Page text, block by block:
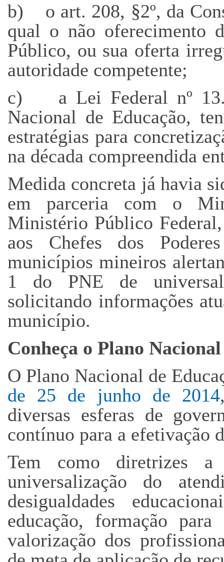
b) o art. 208, §2º, da
qual o não oferecimento
Público, ou sua oferta
autoridade competente;
c) a Lei Federal nº
Nacional de Educação,
estratégias para
na década compreendida
Medida concreta já havia
em parceria com o
Ministério Público
aos Chefes dos
municípios mineiros
1 do PNE de
solicitando informações
município.
Conheça o Plano
O Plano Nacional de
de 25 de junho de 2014
diversas esferas de
contínuo para a efetivação
Tem como diretrizes a
universalização do
desigualdades
educação, formação
valorização dos